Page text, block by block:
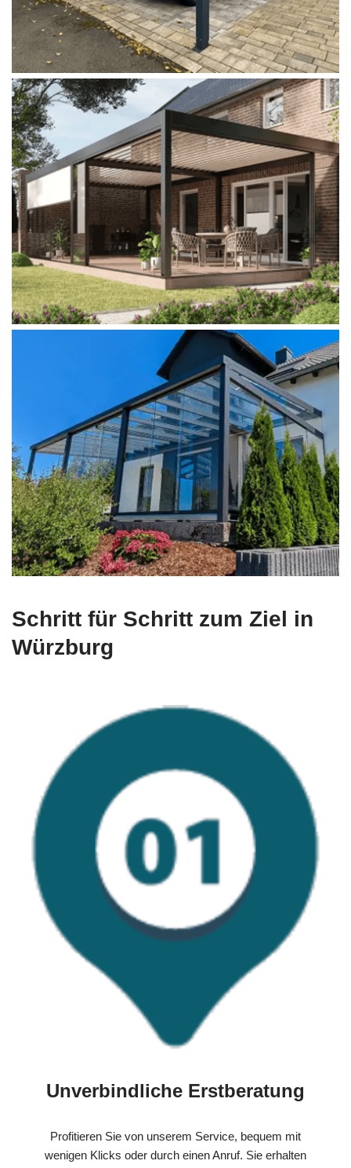
Schritt für Schritt zum Ziel in
Würzburg
Unverbindliche Erstberatung
Profitieren Sie von unserem Service, bequem mit
wenigen Klicks oder durch einen Anruf. Sie erhalten